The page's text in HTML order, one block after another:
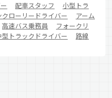
配車スタッフ
小型トラ
クローリードライバー
アーム
高速バス乗務員
フォークリ
型トラックドライバー
路線